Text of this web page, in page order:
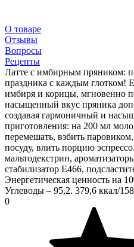
О товаре
Отзывы
Вопросы
Рецепты
Латте с имбирным пряником:
праздника с каждым глотком!
имбиря и корицы, мгновенно
насыщенный вкус пряника
создавая гармоничный и
приготовления: на 200 мл
перемешать, взбить
посуду, влить порцию
мальтодекстрин,
стабилизатор Е466,
Энергетическая ценность на
Углеводы – 95,2. 379,6 ккал/
0